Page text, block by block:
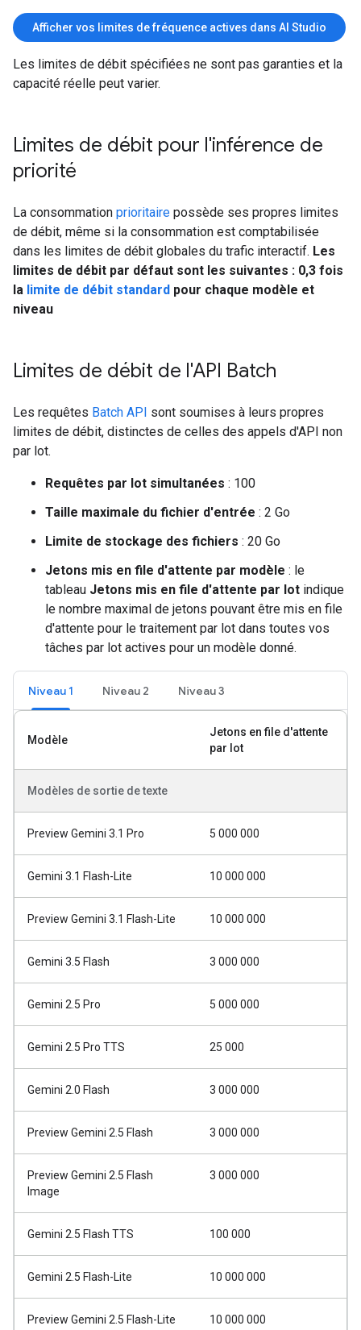
Afficher vos limites de fréquence actives dans AI Studio
Les limites de débit spécifiées ne sont pas garanties et la
capacité réelle peut varier.
Limites de débit pour l'inférence de
priorité
La consommation prioritaire possède ses propres limites
de débit, même si la consommation est comptabilisée
dans les limites de débit globales du trafic interactif. Les
limites de débit par défaut sont les suivantes : 0,3 fois
la limite de débit standard pour chaque modèle et
niveau
Limites de débit de l'API Batch
Les requêtes Batch API sont soumises à leurs propres
limites de débit, distinctes de celles des appels d'API non
par lot.
Requêtes par lot simultanées : 100
Taille maximale du fichier d'entrée : 2 Go
Limite de stockage des fichiers : 20 Go
Jetons mis en file d'attente par modèle : le
tableau Jetons mis en file d'attente par lot indique
le nombre maximal de jetons pouvant être mis en file
d'attente pour le traitement par lot dans toutes vos
tâches par lot actives pour un modèle donné.
Niveau 1 Niveau 2 Niveau 3
Modèle
Jetons en file d'attente
par lot
Modèles de sortie de texte
Preview Gemini 3.1 Pro 5 000 000
Gemini 3.1 Flash-Lite 10 000 000
Preview Gemini 3.1 Flash-Lite 10 000 000
Gemini 3.5 Flash 3 000 000
Gemini 2.5 Pro 5 000 000
Gemini 2.5 Pro TTS 25 000
Gemini 2.0 Flash 3 000 000
Preview Gemini 2.5 Flash 3 000 000
Preview Gemini 2.5 Flash
Image
3 000 000
Gemini 2.5 Flash TTS 100 000
Gemini 2.5 Flash-Lite 10 000 000
Preview Gemini 2.5 Flash-Lite 10 000 000